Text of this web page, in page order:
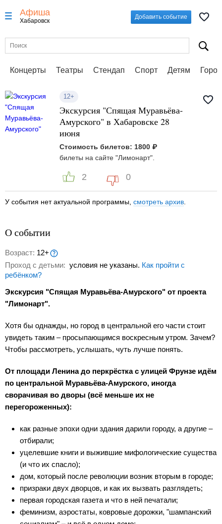
Афиша
Хабаровск
Добавить событие
Концерты Театры Стендап Спорт Детям
12+
Экскурсия "Спящая Муравьёва-
Амурского" в Хабаровске 28
июня
Стоимость билетов: 1800 ₽
билеты на сайте "Лимонарт".
2 0
У события нет актуальной программы, смотреть архив
О событии
Возраст: 12+
Проход с детьми: условия не указаны. Как пройти с
ребёнком?
Экскурсия "Спящая Муравьёва-Амурского" от проекта
"Лимонарт".
Хотя бы однажды, но город в центральной его части стоит
увидеть таким – просыпающимся воскресным утром. Зачем?
Чтобы рассмотреть, услышать, чуть лучше понять.
От площади Ленина до перкрёстка с улицей Фрунзе идём
по центральной Муравьёва-Амурского, иногда
сворачивая во дворы (всё меньше их не
перегороженных):
как разные эпохи одни здания дарили городу, а другие –
отбирали;
уцелевшие книги и выжившие мифологические существа
(и что их спасло);
дом, который после революции возник вторым в городе;
призраки двух дворцов, и как их вызвать разглядеть;
первая городская газета и что в ней печатали;
феминизм, аэростаты, ковровые дорожки, "шампанский